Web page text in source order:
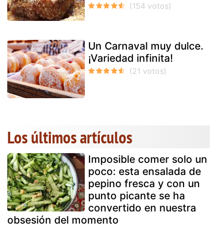
Un Carnaval muy dulce.
¡Variedad infinita!
Los últimos artículos
Imposible comer solo un
poco: esta ensalada de
pepino fresca y con un
punto picante se ha
convertido en nuestra
obsesión del momento